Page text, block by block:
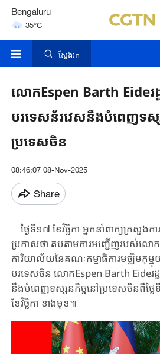
Bengaluru
35°C
Hyderabad
ស្វែងរក
លោកEspen Barth Eideរដ្ឋ
បរទេសន័រវេសនឹងបំពេញទស្
ប្រទេសចិន
08:46:07 08-Nov-2025
Share
ថ្ងៃទី​១៧ ខែវិច្ឆិកា ​អ្នកនាំពាក្យក្រសួង
ប្រកាសថា​ ​តបតាម​ការ​អញ្ជើញ​របស់​លោ
ការិយាល័យ​នៃគណៈកម្មាធិការមច្ឈិម​កុម្មុយ
បរទេស​ចិន​ ​លោក​Espen Barth Eideរដ្ឋ
នឹង​បំពេញទស្សនកិច្ច​នៅ​ប្រទេស​ចិន​ពី​ថ្ងៃ
ខែវិច្ឆិកា ខាងមុខ៕